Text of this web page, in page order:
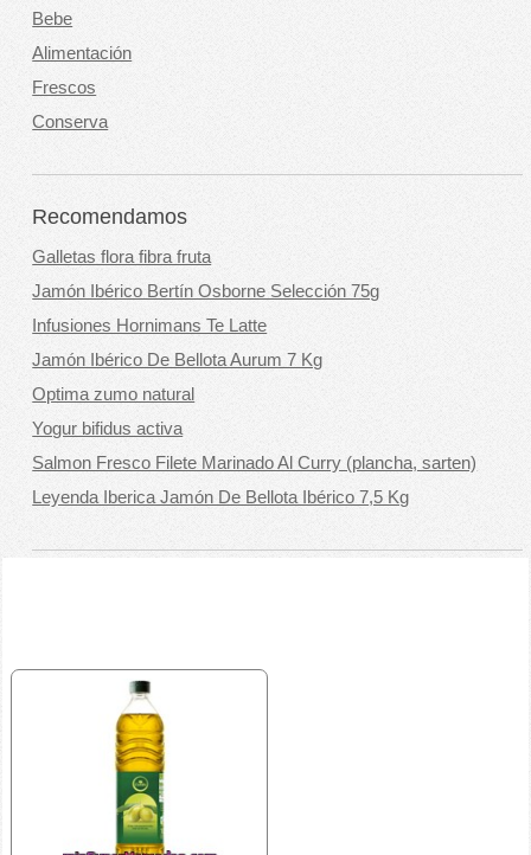
Bebe
Alimentación
Frescos
Conserva
Recomendamos
Galletas flora fibra fruta
Jamón Ibérico Bertín Osborne Selección 75g
Infusiones Hornimans Te Latte
Jamón Ibérico De Bellota Aurum 7 Kg
Optima zumo natural
Yogur bifidus activa
Salmon Fresco Filete Marinado Al Curry (plancha, sarten)
Leyenda Iberica Jamón De Bellota Ibérico 7,5 Kg